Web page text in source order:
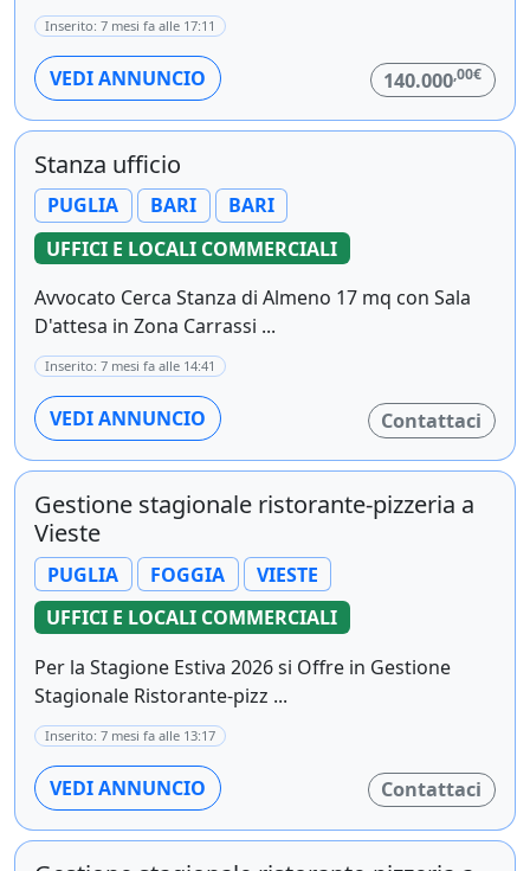
Inserito: 7 mesi fa alle 17:11
VEDI ANNUNCIO 140.000,00€
Stanza ufficio
PUGLIA BARI
BARI
UFFICI E LOCALI COMMERCIALI
Avvocato Cerca Stanza di Almeno 17 mq con Sala
D'attesa in Zona Carrassi ...
Inserito: 7 mesi fa alle 14:41
VEDI ANNUNCIO Contattaci
Gestione stagionale ristorante-pizzeria a
Vieste
PUGLIA FOGGIA
VIESTE
UFFICI E LOCALI COMMERCIALI
Per la Stagione Estiva 2026 si Offre in Gestione
Stagionale Ristorante-pizz ...
Inserito: 7 mesi fa alle 13:17
VEDI ANNUNCIO Contattaci